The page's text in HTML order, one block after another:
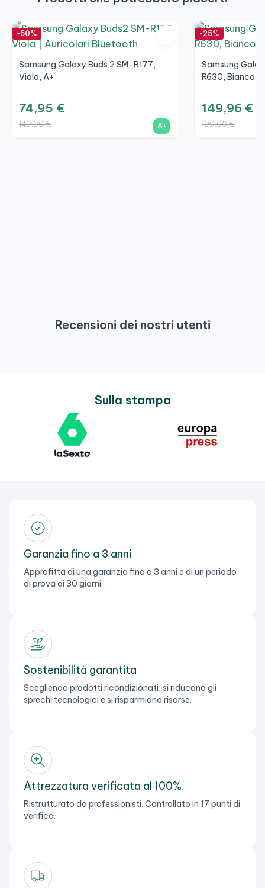
-50%
Samsung Galaxy Buds 2 SM-R177,
Viola, A+
74,95 €
149,00 € A+
-25%
Samsung
R630, Bianco,
149,96 €
199,00 €
Recensioni dei nostri utenti
Sulla stampa
Garanzia fino a 3 anni
Approfitta di una garanzia fino a 3 anni e di un periodo
di prova di 30 giorni.
Sostenibilità garantita
Scegliendo prodotti ricondizionati, si riducono gli
sprechi tecnologici e si risparmiano risorse.
Attrezzatura verificata al 100%.
Ristrutturato da professionisti. Controllato in 17 punti di
verifica.